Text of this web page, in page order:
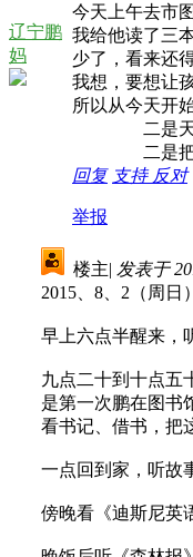
辽宁鹏
妈
今天上午去市
我给他读了三
少了，看来还
我想，要想让
所以从今天开
二是天书以
二是把每周
回复 支持 反对
举报
楼主| 发表于
2015、8、2（周日）
早上六点半醒来，
九点二十到十点五
是第一次鹏在图书
看书记、借书，把
一点回到家，听故
傍晚看《迪斯尼英